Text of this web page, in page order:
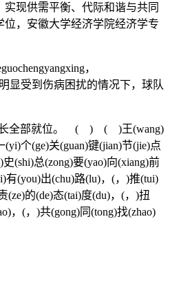
现供需平衡、代际和谐与共同
，安徽大学经济学院经济学专
，
显受到伤病困扰的情况下，球队
厅长全部就位。 ( ) ( )王(wang)
个(ge)关(guan)键(jian)节(jie)点
(shi)总(zong)要(yao)向(xiang)前
有(you)出(chu)路(lu)，(，)推(tui)
(ze)的(de)态(tai)度(du)，(，)扭
，(，)共(gong)同(tong)找(zhao)